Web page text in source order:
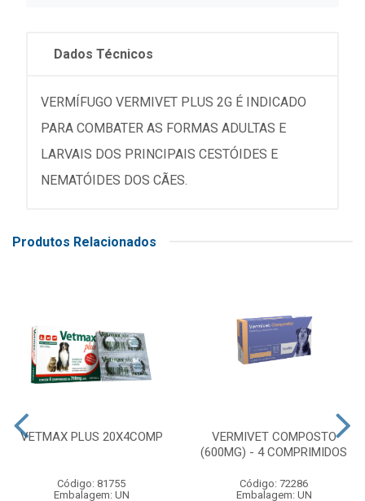
Dados Técnicos
VERMÍFUGO VERMIVET PLUS 2G É INDICADO
PARA COMBATER AS FORMAS ADULTAS E
LARVAIS DOS PRINCIPAIS CESTÓIDES E
NEMATÓIDES DOS CÃES.
Produtos Relacionados
VETMAX PLUS 20X4COMP
Código: 81755
Embalagem: UN
VERMIVET COMPOSTO
(600MG) - 4 COMPRIMIDOS
Código: 72286
Embalagem: UN